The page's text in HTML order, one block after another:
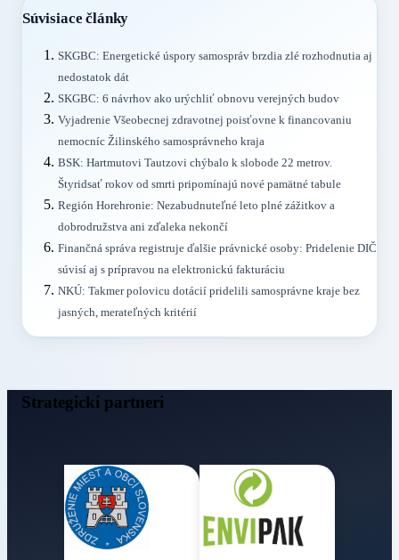
Súvisiace články
SKGBC: Energetické úspory samospráv brzdia zlé rozhodnutia aj
nedostatok dát
SKGBC: 6 návrhov ako urýchliť obnovu verejných budov
Vyjadrenie Všeobecnej zdravotnej poisťovne k financovaniu
nemocníc Žilinského samosprávneho kraja
BSK: Hartmutovi Tautzovi chýbalo k slobode 22 metrov.
Štyridsať rokov od smrti pripomínajú nové pamätné tabule
Región Horehronie: Nezabudnuteľné leto plné zážitkov a
dobrodružstva ani zďaleka nekončí
Finančná správa registruje ďalšie právnické osoby: Pridelenie DIČ
súvisí aj s prípravou na elektronickú fakturáciu
NKÚ: Takmer polovicu dotácií pridelili samosprávne kraje bez
jasných, merateľných kritérií
Strategickí partneri